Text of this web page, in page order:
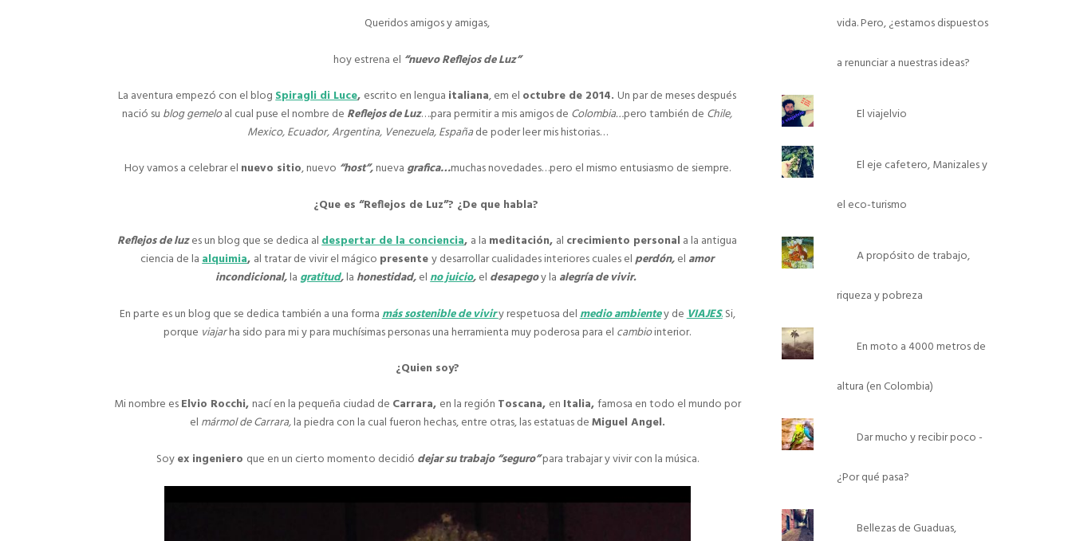
Queridos amigos y amigas,
hoy estrena el “nuevo Reflejos de Luz”
La aventura empezó con el blogSpiragli di Luce, escrito en lengua italiana, em el octubre de 2014.Un par de meses después
nació su blog gemeloal cual puse el nombre de Reflejos de Luz….para permitir a mis amigos de Colombia…pero también de Chile,
Mexico, Ecuador, Argentina, Venezuela, Españade poder leer mis historias…
Hoy vamos a celebrar el nuevo sitio, nuevo “host”,nuevagrafica…muchas novedades…pero el mismo entusiasmo de siempre.
¿Que es “Reflejos de Luz”? ¿De que habla?
Reflejos de luzes un blog que se dedica aldespertar de la conciencia, a la meditación, al crecimiento personal a la antigua
ciencia de laalquimia, al tratar de vivir el mágico presentey desarrollar cualidades interiores cuales elperdón,el amor
incondicional,lagratitud,la honestidad,elno juicio,el desapegoy la alegría de vivir.
En parte es un blog que se dedica también a una formamás sostenible de viviry respetuosa delmedio ambientey deVIAJES.Si,
porque viajarha sido para mi y para muchísimas personas una herramienta muy poderosa para el cambiointerior.
¿Quien soy?
Mi nombre esElvio Rocchi,nací en la pequeña ciudad de Carrara, en la región Toscana, en Italia,famosa en todo el mundo por
el mármol de Carrara,la piedra con la cual fueron hechas, entre otras, las estatuas deMiguel Angel.
Soyex ingeniero que en un cierto momento decidió dejar su trabajo “seguro”para trabajar y vivir con la música.
vida. Pero, ¿estamos dispuestos
a renunciar a nuestras ideas?
El viajelvio
El eje cafetero, Manizales y
el eco-turismo
A propósito de trabajo,
riqueza y pobreza
En moto a 4000 metros de
altura (en Colombia)
Dar mucho y recibir poco -
¿Por qué pasa?
Bellezas de Guaduas,